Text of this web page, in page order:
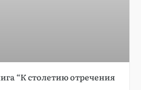
“К столетию отречения